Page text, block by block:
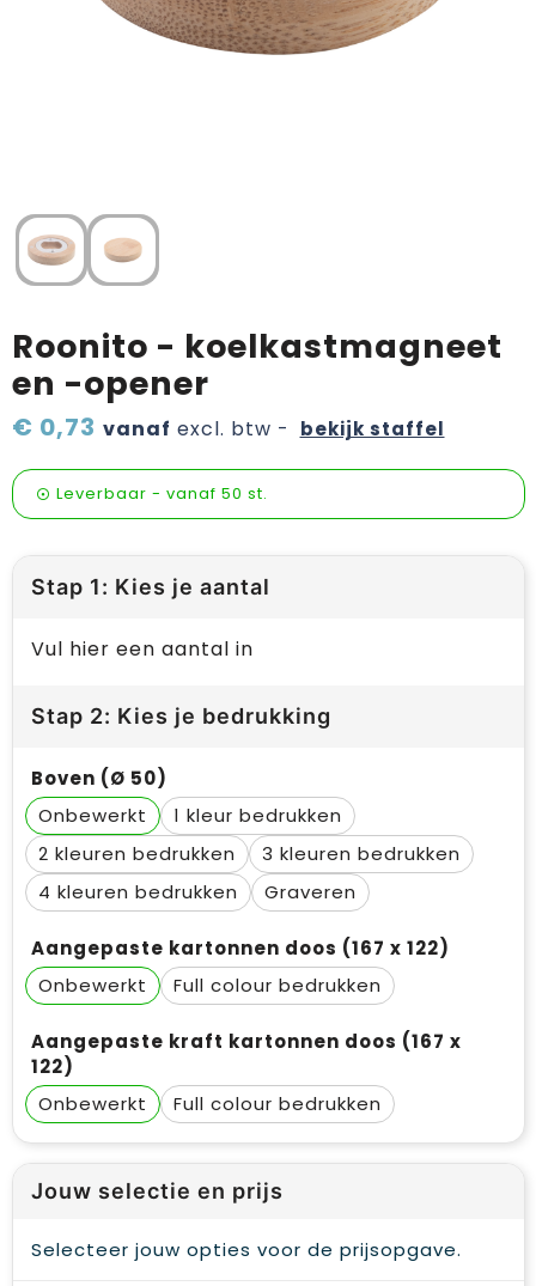
Verzorging & welness
Wijn, bier en proeverij
Zomerpakketten
Roonito - koelkastmagneet
en -opener
€ 0,73 vanaf excl. btw - bekijk staffel
Leverbaar - vanaf 50 st.
Stap 1: Kies je aantal
Vul hier een aantal in
Stap 2: Kies je bedrukking
Boven (Ø 50)
Onbewerkt
1
2
3
4
Graveren
Aangepaste kartonnen doos (167 x 122)
Onbewerkt
Full colour
Aangepaste kraft kartonnen doos (167 x
122)
Onbewerkt
Full colour
Jouw selectie en prijs
Selecteer jouw opties voor de prijsopgave.